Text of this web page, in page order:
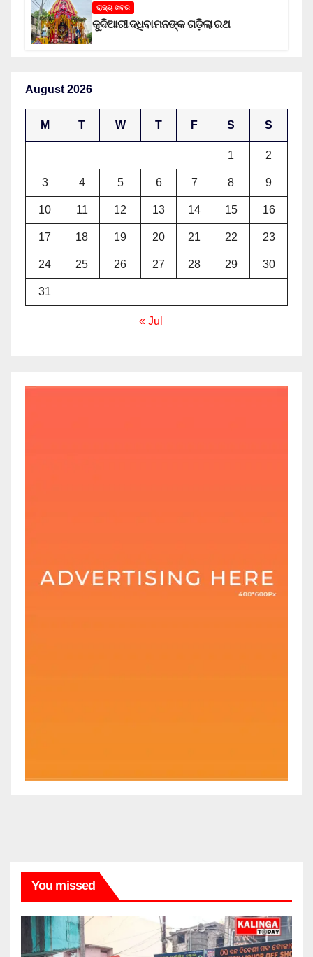
ରାଜ୍ୟ ଖବର
କୁଦିଆରୀ ଦଧିବାମନଙ୍କ ଗଡ଼ିଲା ରଥ
August 2026
M T W T F S S
1 2
3 4 5 6 7 8 9
10 11 12 13 14 15 16
17 18 19 20 21 22 23
24 25 26 27 28 29 30
31
« Jul
You missed